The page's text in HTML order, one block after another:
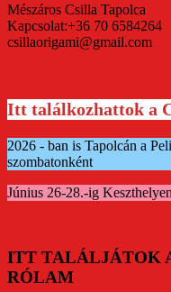
Mészáros Csilla Tapolca
Kapcsolat:+36 70 6584264
csillaorigami@gmail.com
Itt találkozhattok a
2026 - ban is Tapolcán a
szombatonként
Június 26-28.-ig
ITT TALÁLJÁTOK
RÓLAM